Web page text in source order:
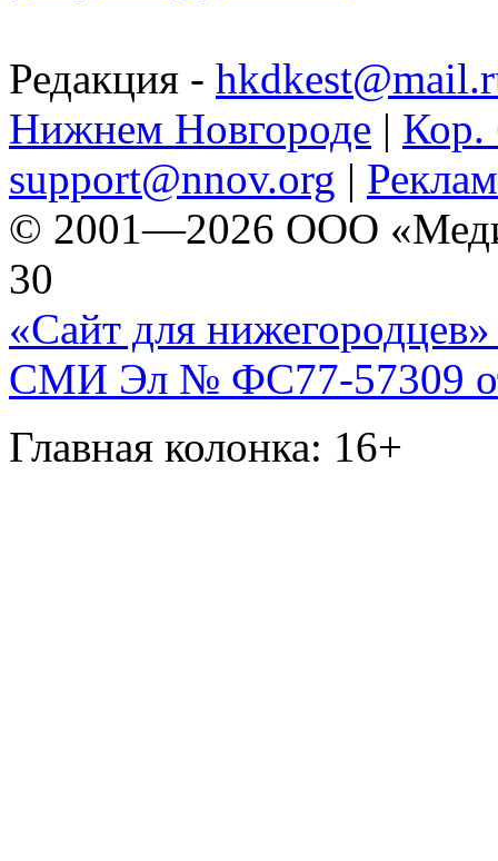
Редакция -
Нижнем Новгороде | Кор.
support@nnov.org |
© 2001—2026 ООО
30
«Сайт для нижегородцев»
СМИ Эл № ФС77-57309
Главная колонка: 16+